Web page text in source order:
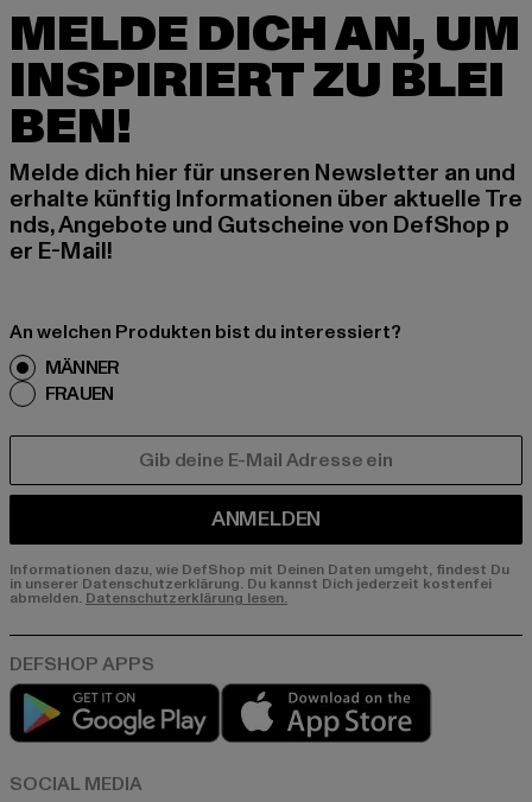
MELDE DICH AN, UM
INSPIRIERT ZU BLEI
BEN!
Melde dich hier für unseren Newsletter an und
erhalte künftig Informationen über aktuelle Tre
nds, Angebote und Gutscheine von DefShop p
er E-Mail!
An welchen Produkten bist du interessiert?
MÄNNER
FRAUEN
ANMELDEN
Informationen dazu, wie DefShop mit Deinen Daten umgeht, findest Du
in unserer Datenschutzerklärung. Du kannst Dich jederzeit kostenfei
abmelden. Datenschutzerklärung lesen.
Play market